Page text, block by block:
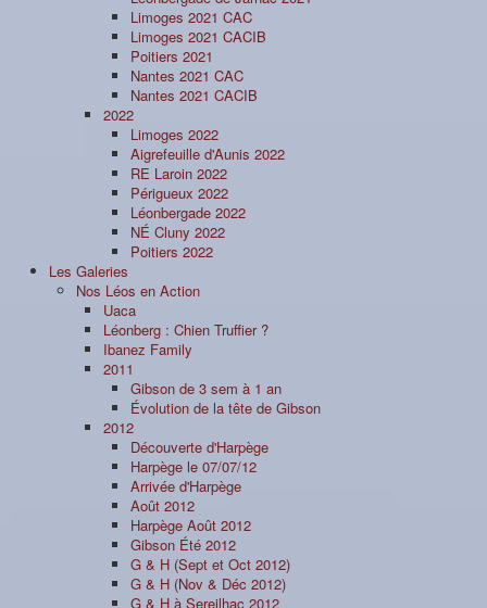
Limoges 2021 CAC
Limoges 2021 CACIB
Poitiers 2021
Nantes 2021 CAC
Nantes 2021 CACIB
2022
Limoges 2022
Aigrefeuille d'Aunis 2022
RE Laroin 2022
Périgueux 2022
Léonbergade 2022
NÉ Cluny 2022
Poitiers 2022
Les Galeries
Nos Léos en Action
Uaca
Léonberg : Chien Truffier ?
Ibanez Family
2011
Gibson de 3 sem à 1 an
Évolution de la tête de Gibson
2012
Découverte d'Harpège
Harpège le 07/07/12
Arrivée d'Harpège
Août 2012
Harpège Août 2012
Gibson Été 2012
G & H (Sept et Oct 2012)
G & H (Nov & Déc 2012)
G & H à Sereilhac 2012